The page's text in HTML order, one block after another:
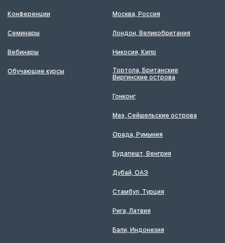
Конференции
Семинары
Вебинары
Обучающие курсы
Москва, Россия
Лондон, Великобритания
Никосия, Кипр
Тортола, Британские
Виргинские острова
Гонконг
Маэ, Сейшельские острова
Орада, Румыния
Будапешт, Венгрия
Дубай, ОАЭ
Стамбул, Турция
Рига, Латвия
Бали, Индонезия